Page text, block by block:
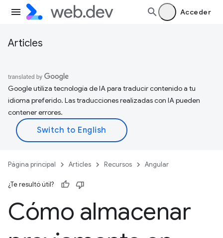
Acceder
Articles
Google utiliza tecnología de IA para traducir contenido a tu
idioma preferido. Las traducciones realizadas con IA pueden
contener errores.
Página principal Articles Recursos Angular
¿Te resultó útil?
Cómo almacenar